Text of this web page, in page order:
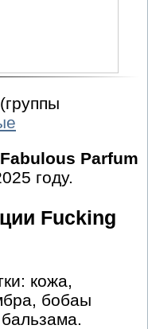
Parfum
году.
Fucking
кожа,
бобаы